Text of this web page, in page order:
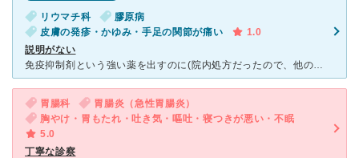
リウマチ科
膠原病
皮膚の発疹・かゆみ・手足の関節が痛い
1.0
説明がない
免疫抑制剤という強い薬を出すのに(院内処方だったので、他の薬局でもらえるような薬の説明書はありません)何の説明もありませんでした。 病気の説明もなく 医師はパソコンをたたいて、薬を決めたようで、こち
胃腸科
胃腸炎（急性胃腸炎）
胸やけ・胃もたれ・吐き気・嘔吐・寝つきが悪い・不眠
5.0
丁寧な診察